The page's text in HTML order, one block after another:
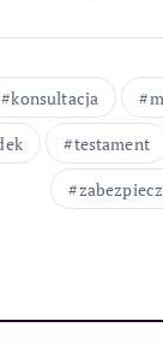
konsultacja
testament